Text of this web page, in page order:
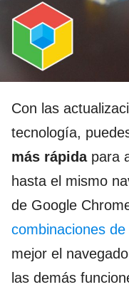
Con las
tecnología,
más rápidapara
hasta el mismo
de Google
combinaciones
mejor el
las demás